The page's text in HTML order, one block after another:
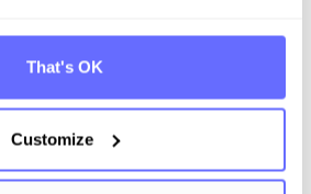
That's OK
Customize